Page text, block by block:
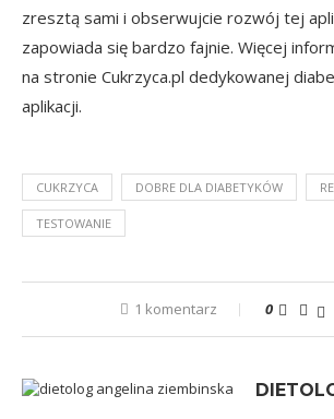
zresztą sami i obserwujcie rozwój tej
zapowiada się bardzo fajnie. Więcej
na stronie Cukrzyca.pl dedykowanej
aplikacji.
CUKRZYCA DOBRE DLA DIABETYKÓW
TESTOWANIE
1 komentarz 0